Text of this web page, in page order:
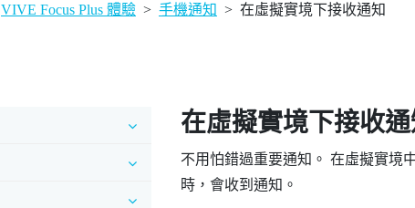
VIVE Focus Plus 體驗 > 手機通知 > 在虛擬實境下接收通知
在虛擬實境下接收通
不用怕錯過重要通知。 在虛擬實境
時，會收到通知。